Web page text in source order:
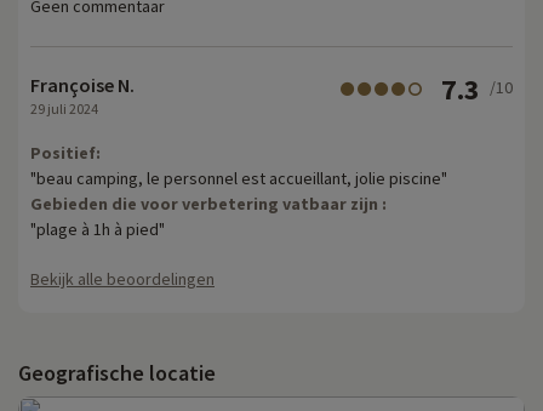
Geen commentaar
Françoise N.
29 juli 2024
7.3 /10
Positief:
"beau camping, le personnel est accueillant, jolie piscine"
Gebieden die voor verbetering vatbaar zijn :
"plage à 1h à pied"
Bekijk alle beoordelingen
Geografische locatie